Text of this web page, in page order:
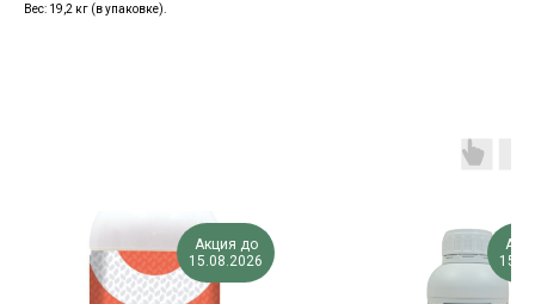
Вес: 19,2 кг (в упаковке).
Акция до
15.08.2026